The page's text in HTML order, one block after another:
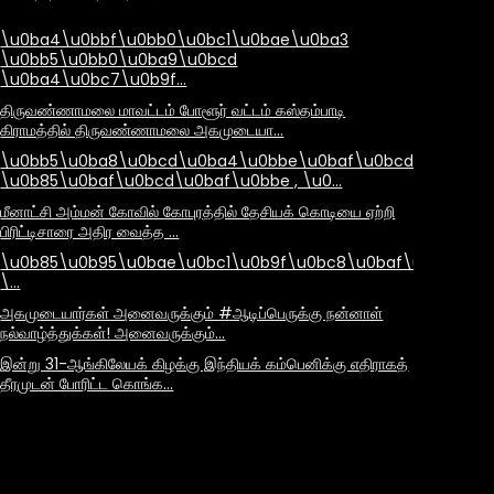
\u0ba4\u0bbf\u0bb0\u0bc1\u0bae\u0ba3
\u0bb5\u0bb0\u0ba9\u0bcd
\u0ba4\u0bc7\u0b9f…
திருவண்ணாமலை மாவட்டம் போளூர் வட்டம் கஸ்தம்பாடி
கிராமத்தில் திருவண்ணாமலை அகமுடையா…
\u0bb5\u0ba8\u0bcd\u0ba4\u0bbe\u0baf\u0bcd
\u0b85\u0baf\u0bcd\u0baf\u0bbe , \u0…
மீனாட்சி அம்மன் கோவில் கோபுரத்தில் தேசியக் கொடியை ஏற்றி
பிரிட்டிசாரை அதிர வைத்த …
\…
அகமுடையார்கள் அனைவருக்கும் #ஆடிப்பெருக்கு நன்னாள்
நல்வாழ்த்துக்கள்! அனைவருக்கும்…
இன்று 31-ஆங்கிலேயக் கிழக்கு இந்தியக் கம்பெனிக்கு எதிராகத்
தீரமுடன் போரிட்ட கொங்க…